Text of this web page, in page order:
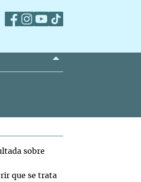
sobre
que se trata